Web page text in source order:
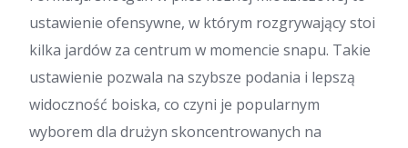
ustawienie ofensywne, w którym rozgrywający stoi
kilka jardów za centrum w momencie snapu. Takie
ustawienie pozwala na szybsze podania i lepszą
widoczność boiska, co czyni je popularnym
wyborem dla drużyn skoncentrowanych na